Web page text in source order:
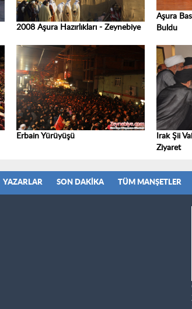
2008 Aşura Hazırlıkları - Zeynebiye
Aşura
Buldu
Erbain Yürüyüşü
Irak Şii
Ziyaret
YAZARLAR SON DAKIKA TÜM MANŞETLER